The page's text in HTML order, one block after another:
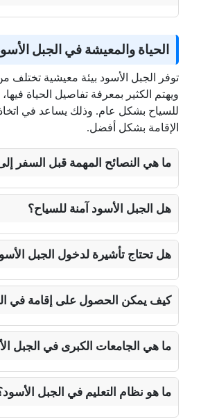
الحياة والمعيشة في الجبل
توفر الجبل الأسود بيئة معيشية تختلف
ويهتم الكثير بمعرفة تفاصيل الحياة
للسياح بشكل عام. وذلك يساعد في
الإقامة بشكل أفضل.
ما هي النصائح المهمة قبل السفر
هل الجبل الأسود آمنة للسياح؟
هل تحتاج تأشيرة لدخول الجبل
كيف يمكن الحصول على إقامة في
ما هي الجامعات الكبرى في الجبل
ما هو نظام التعليم في الجبل